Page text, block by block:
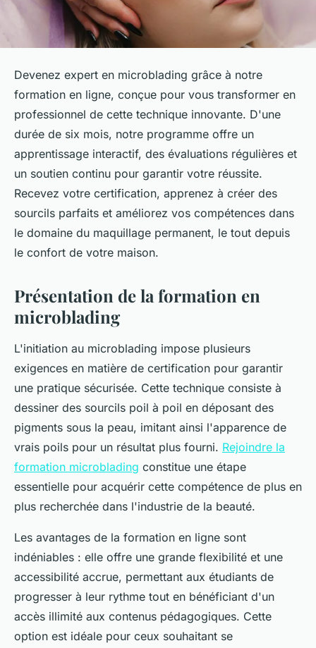
Devenez expert en microblading grâce à notre
formation en ligne, conçue pour vous transformer en
professionnel de cette technique innovante. D'une
durée de six mois, notre programme offre un
apprentissage interactif, des évaluations régulières et
un soutien continu pour garantir votre réussite.
Recevez votre certification, apprenez à créer des
sourcils parfaits et améliorez vos compétences dans
le domaine du maquillage permanent, le tout depuis
le confort de votre maison.
Présentation de la formation en
microblading
L'initiation au microblading impose plusieurs
exigences en matière de certification pour garantir
une pratique sécurisée. Cette technique consiste à
dessiner des sourcils poil à poil en déposant des
pigments sous la peau, imitant ainsi l'apparence de
vrais poils pour un résultat plus fourni. Rejoindre la
formation microblading constitue une étape
essentielle pour acquérir cette compétence de plus en
plus recherchée dans l'industrie de la beauté.
Les avantages de la formation en ligne sont
indéniables : elle offre une grande flexibilité et une
accessibilité accrue, permettant aux étudiants de
progresser à leur rythme tout en bénéficiant d'un
accès illimité aux contenus pédagogiques. Cette
option est idéale pour ceux souhaitant se